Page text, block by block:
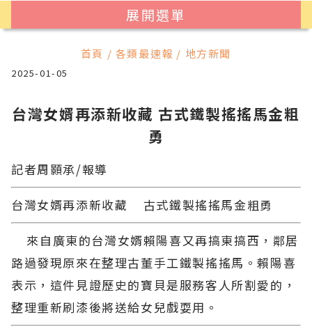
展開選單
首頁 / 各類最速報 / 地方新聞
2025-01-05
台灣女婿再添新收藏 古式鐵製搖搖馬金粗
勇
記者周顥承/報導
台灣女婿再添新收藏 古式鐵製搖搖馬金粗勇
來自廣東的台灣女婿賴陽喜又再搞東搞西，鄰居
路過發現原來在整理古董手工鐵製搖搖馬。賴陽喜
表示，這件見證歷史的寶貝是服務客人所割愛的，
整理重新刷漆後將送給女兒戲耍用。